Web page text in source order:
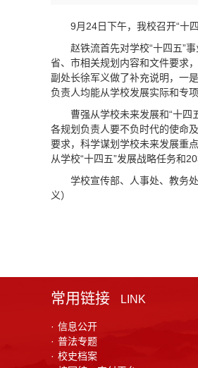
9月24日下午，我校召开“十
赵铁流首先对学校“十四五”
省、市相关规划内容和文件要求
副处长徐军义做了补充说明，一
负责人均能从学校发展实际和专
曹强从学校未来发展和“十四
各规划负责人要不负时代的使命
要求，科学谋划学校未来发展重
从学校“十四五”发展战略任务和
学校宣传部、人事处、教务
义）
常用链接 LINK
· 信息公开
· 普法专题
· 校史档案